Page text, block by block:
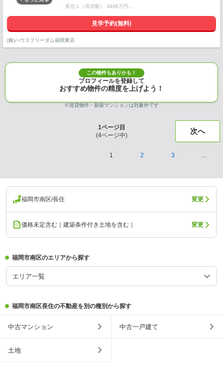
長住１（高宮駅） 3498万円…
見学予約(無料)
(株)ハウスフリーダム福岡東店
この物件もありかも！
プロフィールを登録して
おすすめ物件の精度を上げよう！
※賃貸物件・新築マンションは対象外です
1ページ目
(4ページ中) 次へ
1 2 3 …
福岡市南区/長住 変更
価格未定含む｜建築条件付き土地を含む｜ 変更
福岡市南区のエリアから探す
エリア一覧
福岡市南区長住の不動産を別の種別から探す
中古マンション 中古一戸建て
土地